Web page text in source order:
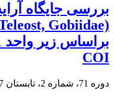
بررسی جایگاه
Gobiidae)
COI
دوره 71، شماره 2، تابستان 1397، صفحه